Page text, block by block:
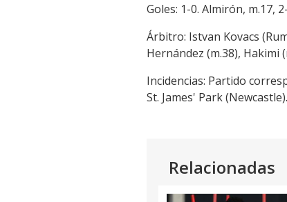
Goles: 1-0. Almirón, m.17,
Árbitro: Istvan Kovacs
Hernández (m.38), Hakimi
Incidencias: Partido
St. James' Park (Newcastle).
Relacionadas